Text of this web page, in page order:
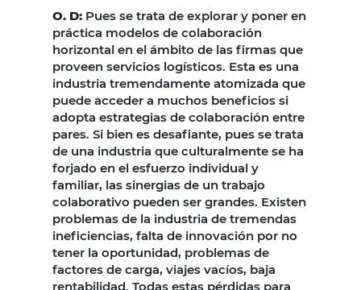
O. D: Pues se trata de explorar y poner en
práctica modelos de colaboración
horizontal en el ámbito de las firmas que
proveen servicios logísticos. Esta es una
industria tremendamente atomizada que
puede acceder a muchos beneficios si
adopta estrategias de colaboración entre
pares. Si bien es desafiante, pues se trata
de una industria que culturalmente se ha
forjado en el esfuerzo individual y
familiar, las sinergias de un trabajo
colaborativo pueden ser grandes. Existen
problemas de la industria de tremendas
ineficiencias, falta de innovación por no
tener la oportunidad, problemas de
factores de carga, viajes vacíos, baja
rentabilidad. Todas estas pérdidas para